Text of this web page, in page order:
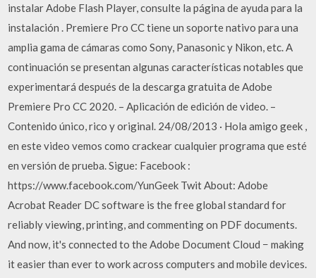
instalar Adobe Flash Player, consulte la página de ayuda para la
instalación . Premiere Pro CC tiene un soporte nativo para una
amplia gama de cámaras como Sony, Panasonic y Nikon, etc. A
continuación se presentan algunas características notables que
experimentará después de la descarga gratuita de Adobe
Premiere Pro CC 2020. – Aplicación de edición de video. –
Contenido único, rico y original. 24/08/2013 · Hola amigo geek ,
en este video vemos como crackear cualquier programa que esté
en versión de prueba. Sigue: Facebook :
https://www.facebook.com/YunGeek Twit About: Adobe
Acrobat Reader DC software is the free global standard for
reliably viewing, printing, and commenting on PDF documents.
And now, it's connected to the Adobe Document Cloud − making
it easier than ever to work across computers and mobile devices.